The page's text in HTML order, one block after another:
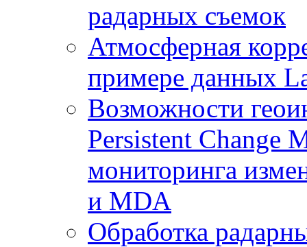
радарных съемок
Атмосферная
примере данных
Возможности
Persistent Change
мониторинга
и MDA
Обработка